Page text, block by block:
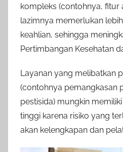
kompleks (contohnya, fitur
lazimnya memerlukan
keahlian, sehingga
Pertimbangan Kesehatan
Layanan yang melibatkan
(contohnya pemangkasan
pestisida) mungkin
tinggi karena risiko yang
akan kelengkapan dan